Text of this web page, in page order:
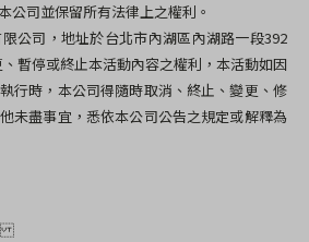
公司並保留所有法律上之權利。
公司，地址於台北市內湖區內湖路一段392
暫停或終止本活動內容之權利，本活動如因
行時，本公司得隨時取消、終止、變更、修
未盡事宜，悉依本公司公告之規定或解釋為